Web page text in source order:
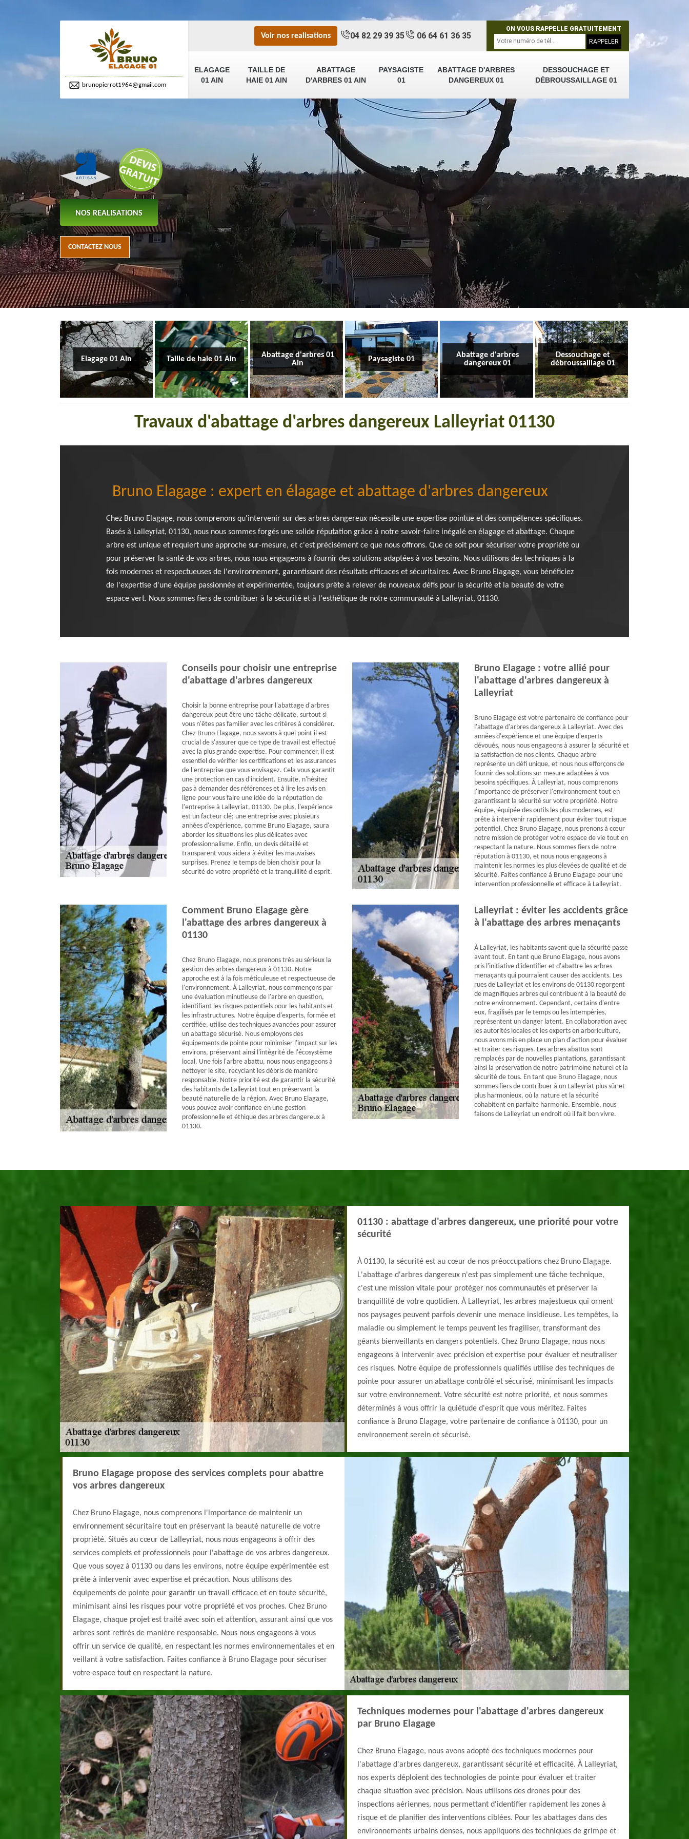
brunopierrot1964@gmail.com
ELAGAGE
01 AIN
TAILLE DE
HAIE 01 AIN
ABATTAGE
D'ARBRES 01 AIN
PAYSAGISTE
01
ABATTAGE D'ARBRES
DANGEREUX 01
DESSOUCHAGE ET
DÉBROUSSAILLAGE 01
Voir nos realisations 04 82 29 39 35 06 64 61 36 35
ON VOUS RAPPELLE GRATUITEMENT
NOS REALISATIONS
CONTACTEZ NOUS
Elagage 01 Ain Taille de haie 01 Ain
Abattage d'arbres 01
Ain
Paysagiste 01
Abattage d'arbres
dangereux 01
Dessouchage et
débroussaillage 01
Travaux d'abattage d'arbres dangereux Lalleyriat 01130
Bruno Elagage : expert en élagage et abattage d'arbres dangereux
Chez Bruno Elagage, nous comprenons qu'intervenir sur des arbres dangereux nécessite une expertise pointue et des compétences spécifiques.
Basés à Lalleyriat, 01130, nous nous sommes forgés une solide réputation grâce à notre savoir-faire inégalé en élagage et abattage. Chaque
arbre est unique et requiert une approche sur-mesure, et c'est précisément ce que nous offrons. Que ce soit pour sécuriser votre propriété ou
pour préserver la santé de vos arbres, nous nous engageons à fournir des solutions adaptées à vos besoins. Nous utilisons des techniques à la
fois modernes et respectueuses de l'environnement, garantissant des résultats efficaces et sécuritaires. Avec Bruno Elagage, vous bénéficiez
de l'expertise d'une équipe passionnée et expérimentée, toujours prête à relever de nouveaux défis pour la sécurité et la beauté de votre
espace vert. Nous sommes fiers de contribuer à la sécurité et à l'esthétique de notre communauté à Lalleyriat, 01130.
Conseils pour choisir une entreprise
d'abattage d'arbres dangereux
Choisir la bonne entreprise pour l'abattage d'arbres
dangereux peut être une tâche délicate, surtout si
vous n'êtes pas familier avec les critères à considérer.
Chez Bruno Elagage, nous savons à quel point il est
crucial de s'assurer que ce type de travail est effectué
avec la plus grande expertise. Pour commencer, il est
essentiel de vérifier les certifications et les assurances
de l'entreprise que vous envisagez. Cela vous garantit
une protection en cas d'incident. Ensuite, n'hésitez
pas à demander des références et à lire les avis en
ligne pour vous faire une idée de la réputation de
l'entreprise à Lalleyriat, 01130. De plus, l'expérience
est un facteur clé; une entreprise avec plusieurs
années d'expérience, comme Bruno Elagage, saura
aborder les situations les plus délicates avec
professionnalisme. Enfin, un devis détaillé et
transparent vous aidera à éviter les mauvaises
surprises. Prenez le temps de bien choisir pour la
sécurité de votre propriété et la tranquillité d'esprit.
Bruno Elagage : votre allié pour
l'abattage d'arbres dangereux à
Lalleyriat
Bruno Elagage est votre partenaire de confiance pour
l'abattage d'arbres dangereux à Lalleyriat. Avec des
années d'expérience et une équipe d'experts
dévoués, nous nous engageons à assurer la sécurité et
la satisfaction de nos clients. Chaque arbre
représente un défi unique, et nous nous efforçons de
fournir des solutions sur mesure adaptées à vos
besoins spécifiques. À Lalleyriat, nous comprenons
l'importance de préserver l'environnement tout en
garantissant la sécurité sur votre propriété. Notre
équipe, équipée des outils les plus modernes, est
prête à intervenir rapidement pour éviter tout risque
potentiel. Chez Bruno Elagage, nous prenons à cœur
notre mission de protéger votre espace de vie tout en
respectant la nature. Nous sommes fiers de notre
réputation à 01130, et nous nous engageons à
maintenir les normes les plus élevées de qualité et de
sécurité. Faites confiance à Bruno Elagage pour une
intervention professionnelle et efficace à Lalleyriat.
Comment Bruno Elagage gère
l'abattage des arbres dangereux à
01130
Chez Bruno Elagage, nous prenons très au sérieux la
gestion des arbres dangereux à 01130. Notre
approche est à la fois méticuleuse et respectueuse de
l'environnement. À Lalleyriat, nous commençons par
une évaluation minutieuse de l'arbre en question,
identifiant les risques potentiels pour les habitants et
les infrastructures. Notre équipe d'experts, formée et
certifiée, utilise des techniques avancées pour assurer
un abattage sécurisé. Nous employons des
équipements de pointe pour minimiser l'impact sur les
environs, préservant ainsi l'intégrité de l'écosystème
local. Une fois l'arbre abattu, nous nous engageons à
nettoyer le site, recyclant les débris de manière
responsable. Notre priorité est de garantir la sécurité
des habitants de Lalleyriat tout en préservant la
beauté naturelle de la région. Avec Bruno Elagage,
vous pouvez avoir confiance en une gestion
professionnelle et éthique des arbres dangereux à
01130.
Lalleyriat : éviter les accidents grâce
à l'abattage des arbres menaçants
À Lalleyriat, les habitants savent que la sécurité passe
avant tout. En tant que Bruno Elagage, nous avons
pris l'initiative d'identifier et d'abattre les arbres
menaçants qui pourraient causer des accidents. Les
rues de Lalleyriat et les environs de 01130 regorgent
de magnifiques arbres qui contribuent à la beauté de
notre environnement. Cependant, certains d'entre
eux, fragilisés par le temps ou les intempéries,
représentent un danger latent. En collaboration avec
les autorités locales et les experts en arboriculture,
nous avons mis en place un plan d'action pour évaluer
et traiter ces risques. Les arbres abattus sont
remplacés par de nouvelles plantations, garantissant
ainsi la préservation de notre patrimoine naturel et la
sécurité de tous. En tant que Bruno Elagage, nous
sommes fiers de contribuer à un Lalleyriat plus sûr et
plus harmonieux, où la nature et la sécurité
cohabitent en parfaite harmonie. Ensemble, nous
faisons de Lalleyriat un endroit où il fait bon vivre.
01130 : abattage d'arbres dangereux, une priorité pour votre
sécurité
À 01130, la sécurité est au cœur de nos préoccupations chez Bruno Elagage.
L'abattage d'arbres dangereux n'est pas simplement une tâche technique,
c'est une mission vitale pour protéger nos communautés et préserver la
tranquillité de votre quotidien. À Lalleyriat, les arbres majestueux qui ornent
nos paysages peuvent parfois devenir une menace insidieuse. Les tempêtes, la
maladie ou simplement le temps peuvent les fragiliser, transformant des
géants bienveillants en dangers potentiels. Chez Bruno Elagage, nous nous
engageons à intervenir avec précision et expertise pour évaluer et neutraliser
ces risques. Notre équipe de professionnels qualifiés utilise des techniques de
pointe pour assurer un abattage contrôlé et sécurisé, minimisant les impacts
sur votre environnement. Votre sécurité est notre priorité, et nous sommes
déterminés à vous offrir la quiétude d'esprit que vous méritez. Faites
confiance à Bruno Elagage, votre partenaire de confiance à 01130, pour un
environnement serein et sécurisé.
Bruno Elagage propose des services complets pour abattre
vos arbres dangereux
Chez Bruno Elagage, nous comprenons l'importance de maintenir un
environnement sécuritaire tout en préservant la beauté naturelle de votre
propriété. Situés au cœur de Lalleyriat, nous nous engageons à offrir des
services complets et professionnels pour l'abattage de vos arbres dangereux.
Que vous soyez à 01130 ou dans les environs, notre équipe expérimentée est
prête à intervenir avec expertise et précaution. Nous utilisons des
équipements de pointe pour garantir un travail efficace et en toute sécurité,
minimisant ainsi les risques pour votre propriété et vos proches. Chez Bruno
Elagage, chaque projet est traité avec soin et attention, assurant ainsi que vos
arbres sont retirés de manière responsable. Nous nous engageons à vous
offrir un service de qualité, en respectant les normes environnementales et en
veillant à votre satisfaction. Faites confiance à Bruno Elagage pour sécuriser
votre espace tout en respectant la nature.
Techniques modernes pour l'abattage d'arbres dangereux
par Bruno Elagage
Chez Bruno Elagage, nous avons adopté des techniques modernes pour
l'abattage d'arbres dangereux, garantissant sécurité et efficacité. À Lalleyriat,
nos experts déploient des technologies de pointe pour évaluer et traiter
chaque situation avec précision. Nous utilisons des drones pour des
inspections aériennes, nous permettant d'identifier rapidement les zones à
risque et de planifier des interventions ciblées. Pour les abattages dans des
environnements urbains denses, nous appliquons des techniques de grimpe et